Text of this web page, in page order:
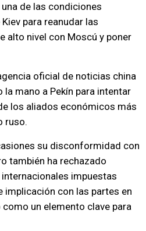
de las condiciones
para reanudar las
alto nivel con Moscú y poner
oficial de noticias china
la mano a Pekín para intentar
los aliados económicos más
ruso.
su disconformidad con
también ha rechazado
impuestas
implicación con las partes en
un elemento clave para